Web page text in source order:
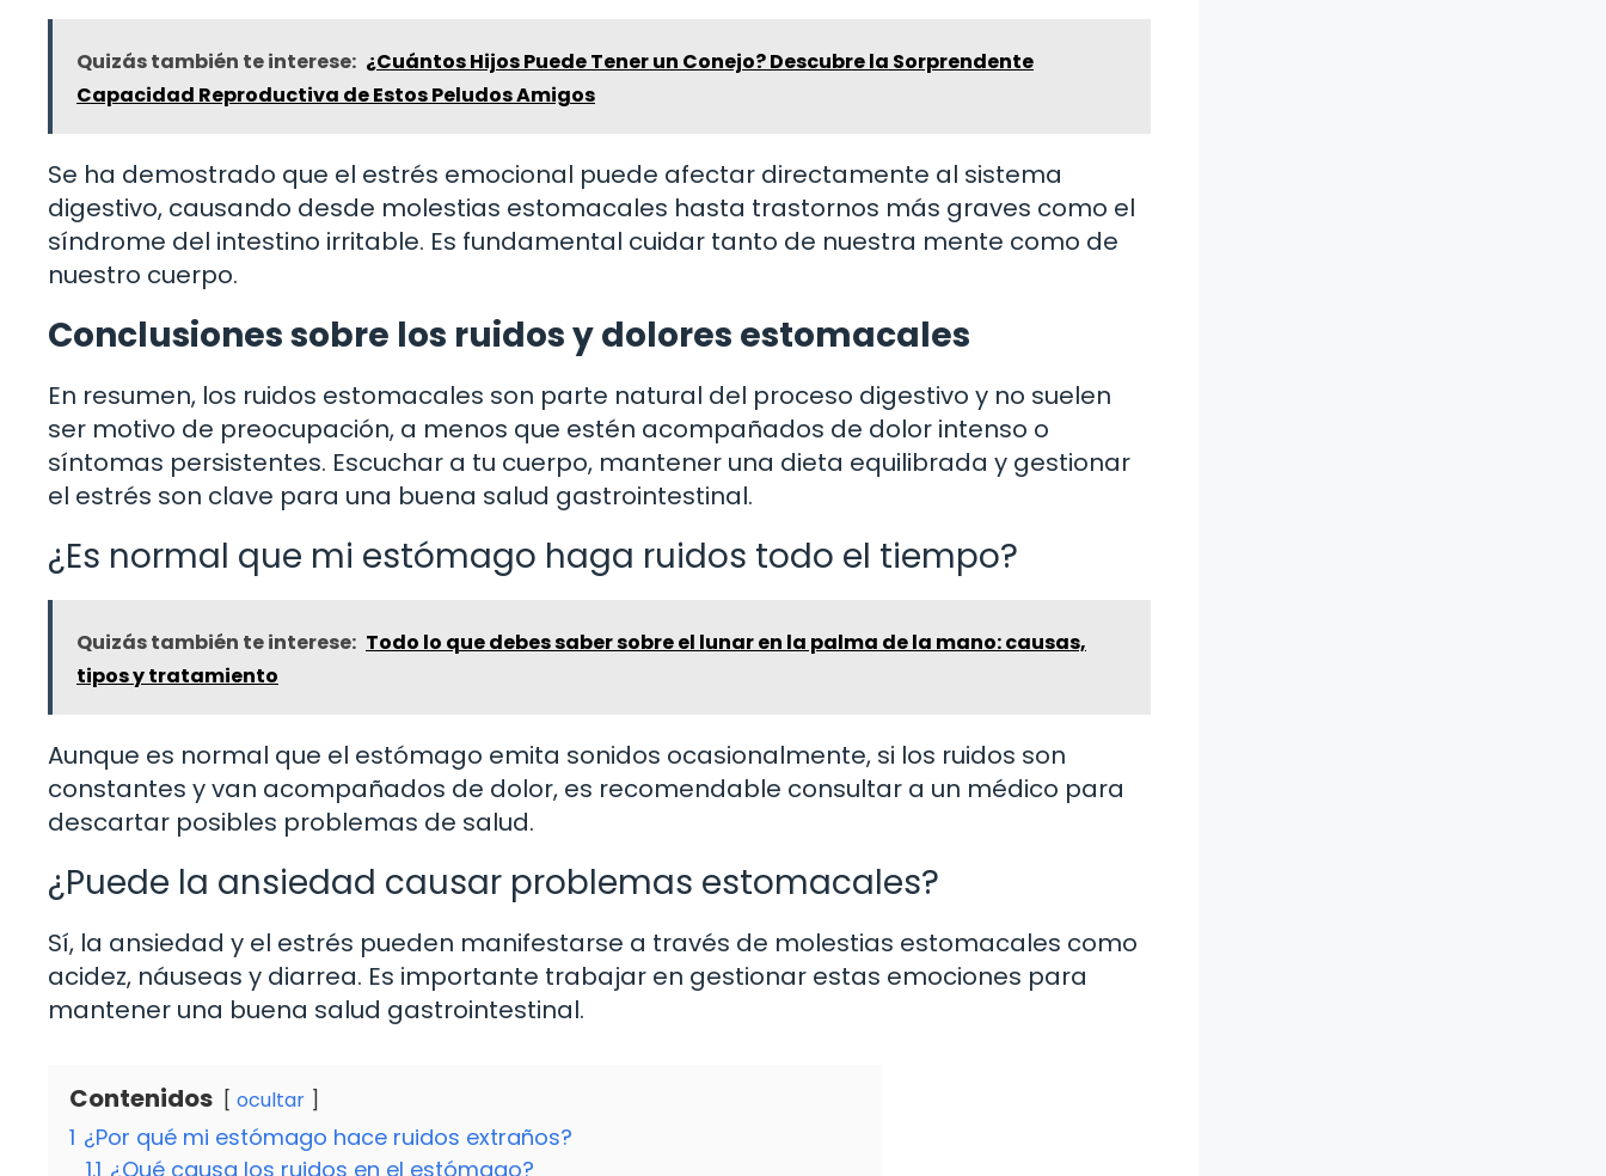
Quizás también te interese: ¿Cuántos Hijos Puede Tener un Conejo? Descubre la Sorprendente
Capacidad Reproductiva de Estos Peludos Amigos
Se ha demostrado que el estrés emocional puede afectar directamente al sistema
digestivo, causando desde molestias estomacales hasta trastornos más graves como el
síndrome del intestino irritable. Es fundamental cuidar tanto de nuestra mente como de
nuestro cuerpo.
Conclusiones sobre los ruidos y dolores estomacales
En resumen, los ruidos estomacales son parte natural del proceso digestivo y no suelen
ser motivo de preocupación, a menos que estén acompañados de dolor intenso o
síntomas persistentes. Escuchar a tu cuerpo, mantener una dieta equilibrada y gestionar
el estrés son clave para una buena salud gastrointestinal.
¿Es normal que mi estómago haga ruidos todo el tiempo?
Quizás también te interese: Todo lo que debes saber sobre el lunar en la palma de la mano: causas,
tipos y tratamiento
Aunque es normal que el estómago emita sonidos ocasionalmente, si los ruidos son
constantes y van acompañados de dolor, es recomendable consultar a un médico para
descartar posibles problemas de salud.
¿Puede la ansiedad causar problemas estomacales?
Sí, la ansiedad y el estrés pueden manifestarse a través de molestias estomacales como
acidez, náuseas y diarrea. Es importante trabajar en gestionar estas emociones para
mantener una buena salud gastrointestinal.
Contenidos ocultar
1 ¿Por qué mi estómago hace ruidos extraños?
1.1 ¿Qué causa los ruidos en el estómago?